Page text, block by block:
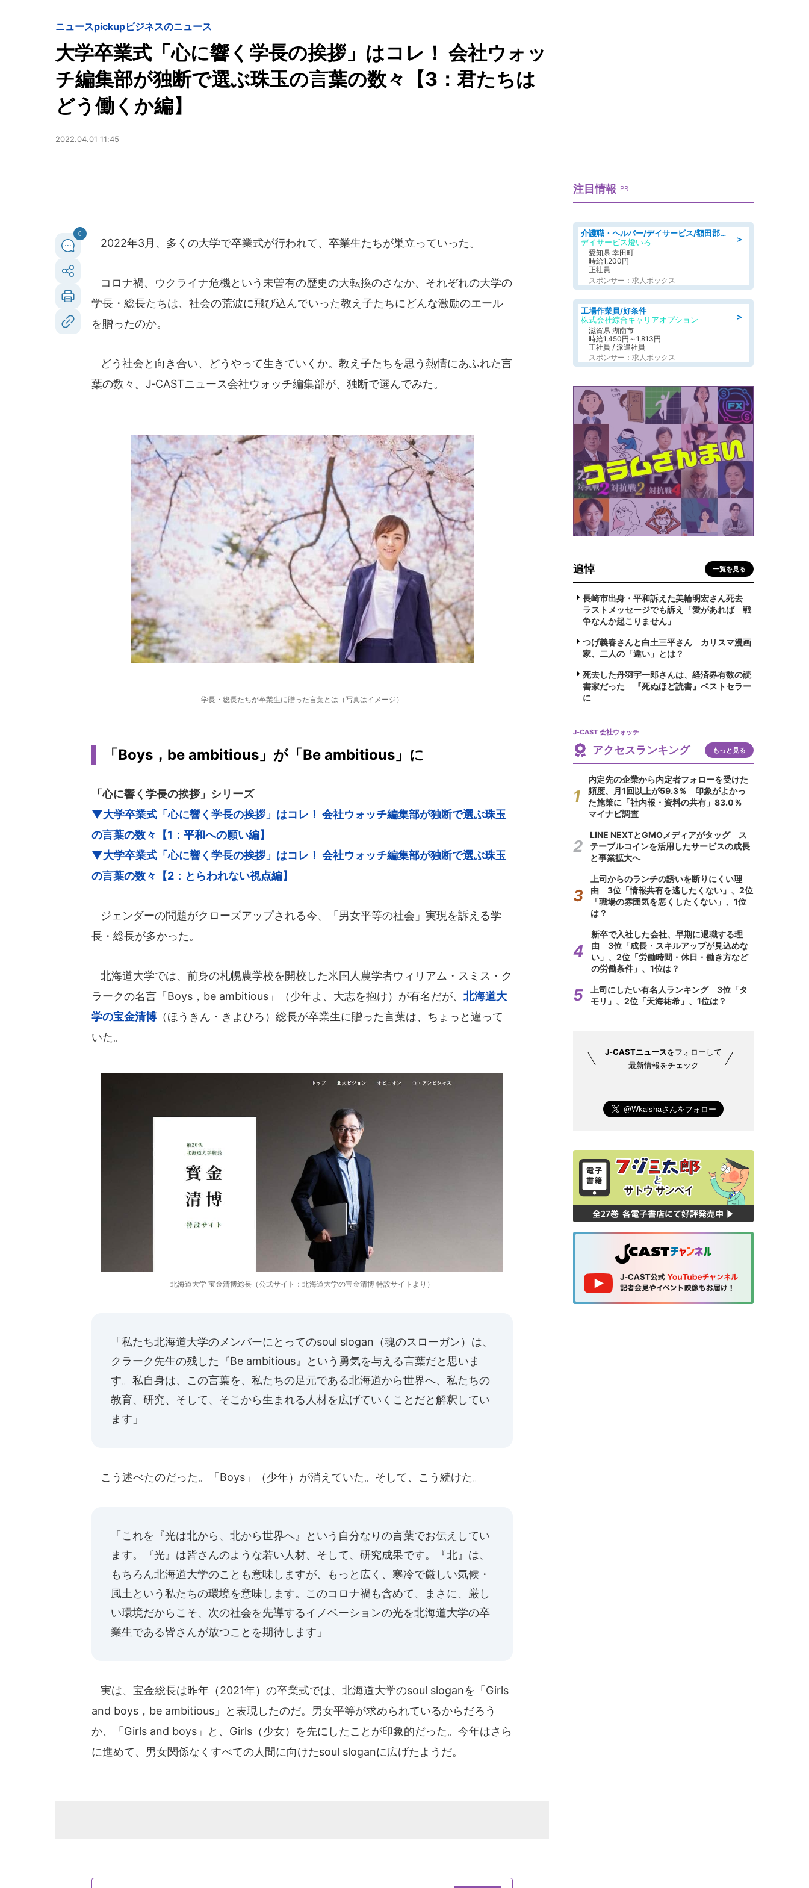
ニュースpickupビジネスのニュース
大学卒業式「心に響く学長の挨拶」はコレ！ 会社ウォッ
チ編集部が独断で選ぶ珠玉の言葉の数々【3：君たちは
どう働くか編】
2022.04.01 11:45
0
2022年3月、多くの大学で卒業式が行われて、卒業生たちが巣立っていった。
コロナ禍、ウクライナ危機という未曽有の歴史の大転換のさなか、それぞれの大学の
学長・総長たちは、社会の荒波に飛び込んでいった教え子たちにどんな激励のエール
を贈ったのか。
どう社会と向き合い、どうやって生きていくか。教え子たちを思う熱情にあふれた言
葉の数々。J‐CASTニュース会社ウォッチ編集部が、独断で選んでみた。
学長・総長たちが卒業生に贈った言葉とは（写真はイメージ）
「Boys，be ambitious」が「Be ambitious」に
「心に響く学長の挨拶」シリーズ
▼大学卒業式「心に響く学長の挨拶」はコレ！ 会社ウォッチ編集部が独断で選ぶ珠玉
の言葉の数々【1：平和への願い編】
▼大学卒業式「心に響く学長の挨拶」はコレ！ 会社ウォッチ編集部が独断で選ぶ珠玉
の言葉の数々【2：とらわれない視点編】
ジェンダーの問題がクローズアップされる今、「男女平等の社会」実現を訴える学
長・総長が多かった。
北海道大学では、前身の札幌農学校を開校した米国人農学者ウィリアム・スミス・ク
ラークの名言「Boys，be ambitious」（少年よ、大志を抱け）が有名だが、 北海道大
学の宝金清博 （ほうきん・きよひろ）総長が卒業生に贈った言葉は、ちょっと違って
いた。
北海道大学 宝金清博総長（公式サイト：北海道大学の宝金清博 特設サイトより）
「私たち北海道大学のメンバーにとってのsoul slogan（魂のスローガン）は、
クラーク先生の残した『Be ambitious』という勇気を与える言葉だと思いま
す。私自身は、この言葉を、私たちの足元である北海道から世界へ、私たちの
教育、研究、そして、そこから生まれる人材を広げていくことだと解釈してい
ます」
こう述べたのだった。「Boys」（少年）が消えていた。そして、こう続けた。
「これを『光は北から、北から世界へ』という自分なりの言葉でお伝えしてい
ます。『光』は皆さんのような若い人材、そして、研究成果です。『北』は、
もちろん北海道大学のことも意味しますが、もっと広く、寒冷で厳しい気候・
風土という私たちの環境を意味します。このコロナ禍も含めて、まさに、厳し
い環境だからこそ、次の社会を先導するイノベーションの光を北海道大学の卒
業生である皆さんが放つことを期待します」
実は、宝金総長は昨年（2021年）の卒業式では、北海道大学のsoul sloganを「Girls
and boys，be ambitious」と表現したのだ。男女平等が求められているからだろう
か、「Girls and boys」と、Girls（少女）を先にしたことが印象的だった。今年はさら
に進めて、男女関係なくすべての人間に向けたsoul sloganに広げたようだ。
注目情報 PR
＞
介護職・ヘルパー/デイサービス/額田郡幸田町/JR東海道本線 幸田/愛知県
デイサービス燈いろ
愛知県 幸田町
時給1,200円
正社員
スポンサー：求人ボックス
＞
工場作業員/好条件
株式会社綜合キャリアオプション
滋賀県 湖南市
時給1,450円～1,813円
正社員 / 派遣社員
スポンサー：求人ボックス
追悼 一覧を見る
長崎市出身・平和訴えた美輪明宏さん死去
ラストメッセージでも訴え「愛があれば 戦
争なんか起こりません」
つげ義春さんと白土三平さん カリスマ漫画
家、二人の「違い」とは？
死去した丹羽宇一郎さんは、経済界有数の読
書家だった 『死ぬほど読書』ベストセラー
に
J-CAST 会社ウォッチ
アクセスランキング もっと見る
内定先の企業から内定者フォローを受けた
頻度、月1回以上が59.3％ 印象がよかっ
た施策に「社内報・資料の共有」83.0％
マイナビ調査
LINE NEXTとGMOメディアがタッグ ス
テーブルコインを活用したサービスの成長
と事業拡大へ
上司からのランチの誘いを断りにくい理
由 3位「情報共有を逃したくない」、2位
「職場の雰囲気を悪くしたくない」、1位
は？
新卒で入社した会社、早期に退職する理
由 3位「成長・スキルアップが見込めな
い」、2位「労働時間・休日・働き方など
の労働条件」、1位は？
上司にしたい有名人ランキング 3位「タ
モリ」、2位「天海祐希」、1位は？
J-CASTニュースをフォローして
最新情報をチェック